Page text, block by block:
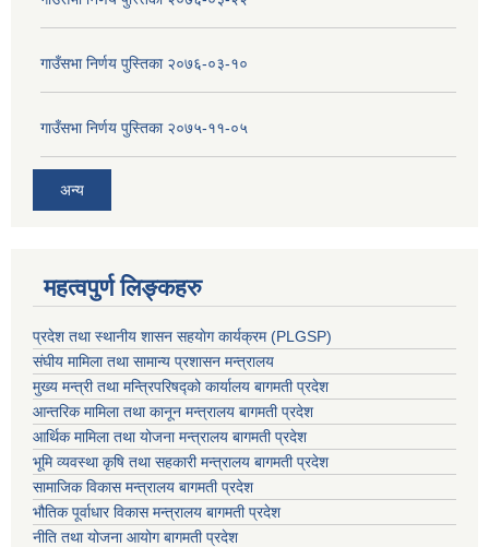
गाउँसभा निर्णय पुस्तिका २०७६-०३-१०
गाउँसभा निर्णय पुस्तिका २०७५-११-०५
अन्य
महत्वपुर्ण लिङ्कहरु
प्रदेश तथा स्थानीय शासन सहयाेग कार्यक्रम (PLGSP)
संघीय मामिला तथा सामान्य प्रशासन मन्त्रालय
मुख्य मन्त्री तथा मन्त्रिपरिषद्को कार्यालय बागमती प्रदेश
आन्तरिक मामिला तथा कानून मन्त्रालय बागमती प्रदेश
आर्थिक मामिला तथा योजना मन्त्रालय बागमती प्रदेश
भूमि व्यवस्था कृषि तथा सहकारी मन्त्रालय बागमती प्रदेश
सामाजिक विकास मन्त्रालय बागमती प्रदेश
भौतिक पूर्वाधार विकास मन्त्रालय बागमती प्रदेश
नीति तथा योजना आयोग बागमती प्रदेश